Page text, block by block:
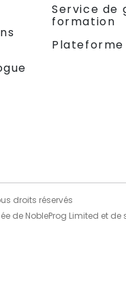
Service de
formation
droits réservés
de NobleProg Limited et de